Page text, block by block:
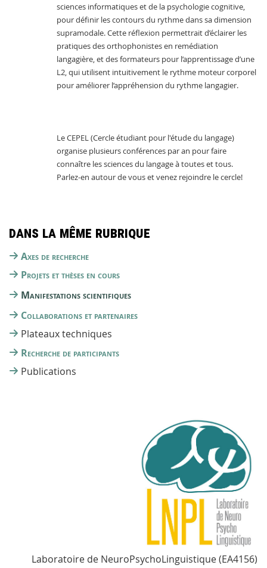
sciences informatiques et de la psychologie cognitive,
pour définir les contours du rythme dans sa dimension
supramodale. Cette réflexion permettrait d’éclairer les
pratiques des orthophonistes en remédiation
langagière, et des formateurs pour l’apprentissage d’une
L2, qui utilisent intuitivement le rythme moteur corporel
pour améliorer l’appréhension du rythme langagier.
Le CEPEL (Cercle étudiant pour l'étude du langage)
organise plusieurs conférences par an pour faire
connaître les sciences du langage à toutes et tous.
Parlez-en autour de vous et venez rejoindre le cercle!
Dans la même rubrique
Axes de recherche
Projets et thèses en cours
Manifestations scientifiques
Collaborations et partenaires
Plateaux techniques
Recherche de participants
Publications
Laboratoire de NeuroPsychoLinguistique (EA4156)